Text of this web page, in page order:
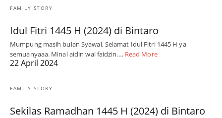
FAMILY STORY
Idul Fitri 1445 H (2024) di Bintaro
Mumpung masih bulan Syawal, Selamat Idul Fitri 1445 H ya
semuanyaaa. Minal aidin wal faidzin.… Read More
22 April 2024
FAMILY STORY
Sekilas Ramadhan 1445 H (2024) di Bintaro